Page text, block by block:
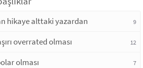
hikaye alttaki yazardan 9
overrated olması 12
olması 7